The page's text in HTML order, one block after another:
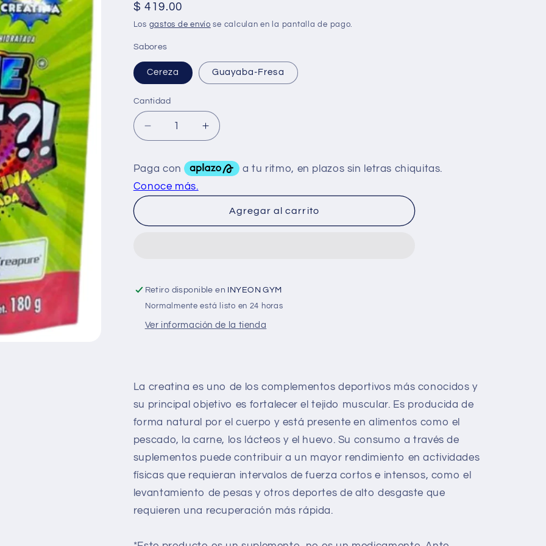
Precio
habitual
$ 419.00
Los gastos de envío se calculan en la pantalla de pago.
Sabores
Cereza Guayaba-Fresa
Cantidad
Reducir
cantidad
Cómics
Creatina
WTF
Aumentar
cantidad
para
Cómics
WTF
180grsAgregar al carrito
Retiro disponible en INYEON GYM
Normalmente está listo en 24 horas
Ver información de la tienda
La creatina es uno de los complementos deportivos más conocidos y
su principal objetivo es fortalecer el tejido muscular. Es producida de
forma natural por el cuerpo y está presente en alimentos como el
pescado, la carne, los lácteos y el huevo. Su consumo a través de
suplementos puede contribuir a un mayor rendimiento en actividades
físicas que requieran intervalos de fuerza cortos e intensos, como el
levantamiento de pesas y otros deportes de alto desgaste que
requieren una recuperación más rápida.